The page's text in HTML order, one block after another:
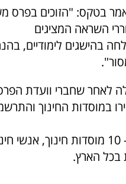
בטקס: "הזוכים בפרס
השראה המציגים
בהישגים לימודיים,
לאחר שחברי וועדת
במוסדות החינוך
הפרס מוענק ב- 6 קטגוריות ל- 10
בכל הארץ.